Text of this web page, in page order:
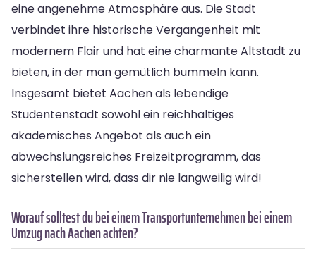
eine angenehme Atmosphäre aus. Die Stadt
verbindet ihre historische Vergangenheit mit
modernem Flair und hat eine charmante Altstadt zu
bieten, in der man gemütlich bummeln kann.
Insgesamt bietet Aachen als lebendige
Studentenstadt sowohl ein reichhaltiges
akademisches Angebot als auch ein
abwechslungsreiches Freizeitprogramm, das
sicherstellen wird, dass dir nie langweilig wird!
Worauf solltest du bei einem Transportunternehmen bei einem
Umzug nach Aachen achten?